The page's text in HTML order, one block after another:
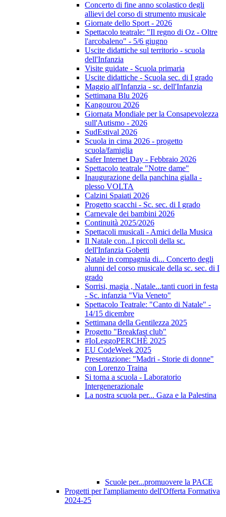
Concerto di fine anno scolastico degli
allievi del corso di strumento musicale
Giornate dello Sport - 2026
Spettacolo teatrale: "Il regno di Oz - Oltre
l'arcobaleno" - 5/6 giugno
Uscite didattiche sul territorio - scuola
dell'Infanzia
Visite guidate - Scuola primaria
Uscite didattiche - Scuola sec. di I grado
Maggio all'Infanzia - sc. dell'Infanzia
Settimana Blu 2026
Kangourou 2026
Giornata Mondiale per la Consapevolezza
sull'Autismo - 2026
SudEstival 2026
Scuola in cima 2026 - progetto
scuola/famiglia
Safer Internet Day - Febbraio 2026
Spettacolo teatrale "Notre dame"
Inaugurazione della panchina gialla -
plesso VOLTA
Calzini Spaiati 2026
Progetto scacchi - Sc. sec. di I grado
Carnevale dei bambini 2026
Continuità 2025/2026
Spettacoli musicali - Amici della Musica
Il Natale con...I piccoli della sc.
dell'Infanzia Gobetti
Natale in compagnia di... Concerto degli
alunni del corso musicale della sc. sec. di I
grado
Sorrisi, magia , Natale...tanti cuori in festa
- Sc. infanzia "Via Veneto"
Spettacolo Teatrale: "Canto di Natale" -
14/15 dicembre
Settimana della Gentilezza 2025
Progetto "Breakfast club"
#IoLeggoPERCHÈ 2025
EU CodeWeek 2025
Presentazione: "Madri - Storie di donne"
con Lorenzo Traina
Si torna a scuola - Laboratorio
Intergenerazionale
La nostra scuola per... Gaza e la Palestina
Scuole per...promuovere la PACE
Progetti per l'ampliamento dell'Offerta Formativa
2024-25